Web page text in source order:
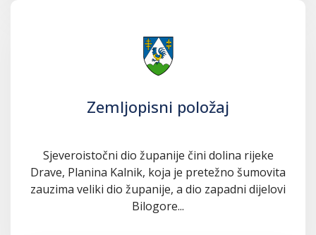
Zemljopisni položaj
Sjeveroistočni dio županije čini dolina rijeke
Drave, Planina Kalnik, koja je pretežno šumovita
zauzima veliki dio županije, a dio zapadni dijelovi
Bilogore...